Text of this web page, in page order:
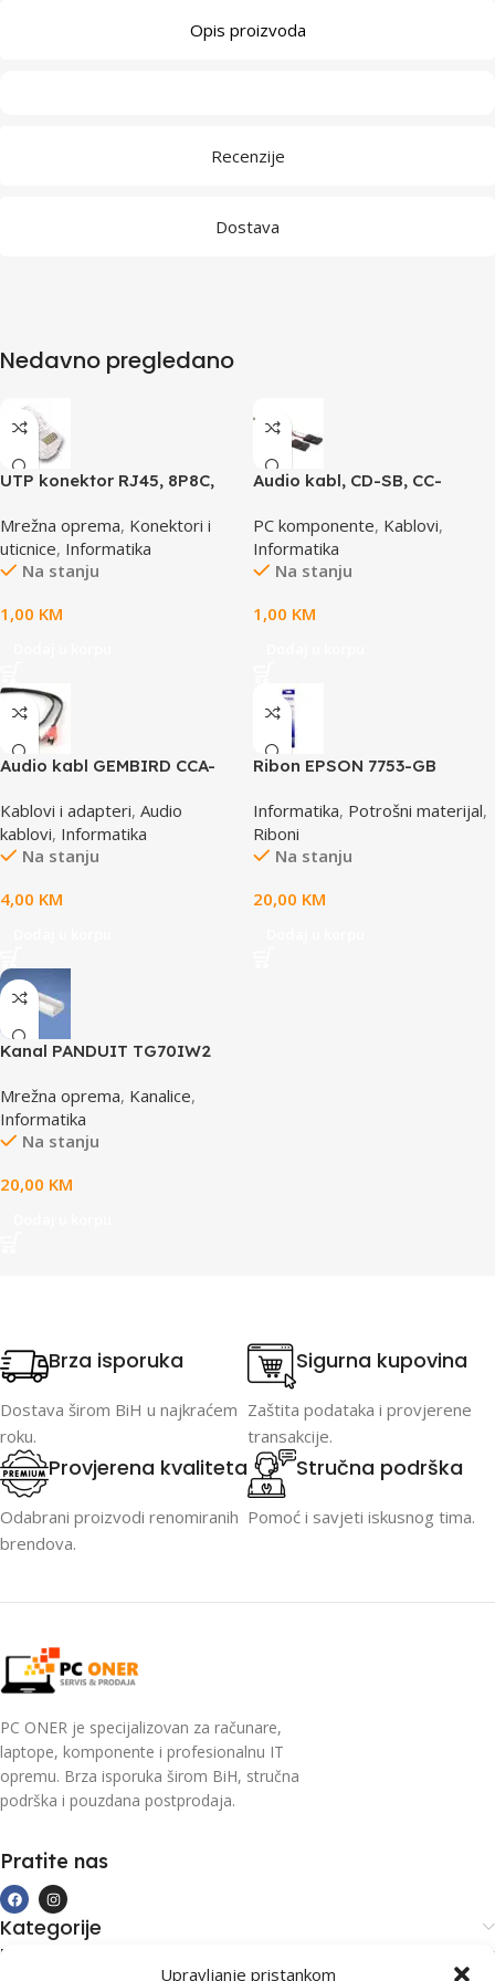
Upravljanje pristankom
Opis proizvoda
Recenzije
Dostava
Nedavno pregledano
UTP konektor RJ45, 8P8C,
Mrežna oprema, Konektori i
uticnice, Informatika
Na stanju
1,00 KM
Audio kabl, CD-SB, CC-
PC komponente, Kablovi,
Informatika
Na stanju
1,00 KM
Audio kabl GEMBIRD CCA-
phono, 1,5m
Kablovi i adapteri, Audio
kablovi, Informatika
Na stanju
4,00 KM
Ribon EPSON 7753-GB
/4X0/5X0/8X0 (A4)S015633
Informatika, Potrošni materijal,
Riboni
Na stanju
20,00 KM
Kanal PANDUIT TG70IW2
Mrežna oprema, Kanalice,
Informatika
Na stanju
20,00 KM
Brza isporuka
Dostava širom BiH u najkraćem
roku.
Sigurna kupovina
Zaštita podataka i provjerene
transakcije.
Provjerena kvaliteta
Odabrani proizvodi renomiranih
brendova.
Stručna podrška
Pomoć i savjeti iskusnog tima.
PC ONER je specijalizovan za računare,
laptope, komponente i profesionalnu IT
opremu. Brza isporuka širom BiH, stručna
podrška i pouzdana postprodaja.
Pratite nas
Kategorije
Kupovina i podrška